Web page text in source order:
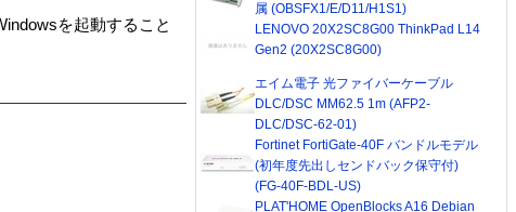
を起動すること
属 (OBSFX1/E/D11/H1S1)
LENOVO 20X2SC8G00 ThinkPad L14
Gen2 (20X2SC8G00)
エイム電子 光ファイバーケーブル
DLC/DSC MM62.5 1m (AFP2-
DLC/DSC-62-01)
Fortinet FortiGate-40F バンドルモデル
(初年度先出しセンドバック保守付)
(FG-40F-BDL-US)
PLAT'HOME OpenBlocks A16 Debian